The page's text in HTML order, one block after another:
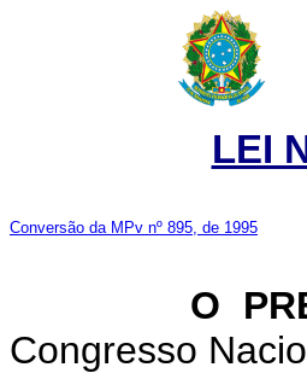
LEI
Conversão da MPv nº 895, de 1995
O
Congresso